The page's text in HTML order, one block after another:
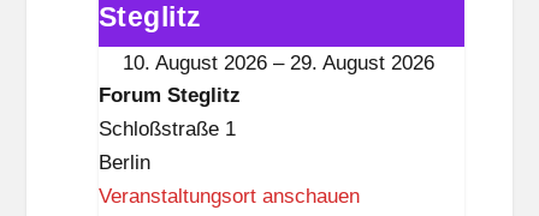
k
n
a
p
p
Akkordeons"
im
Steglitz
10. August 2026 – 29. August 2026
Forum Steglitz
Schloßstraße 1
Berlin
Veranstaltungsort anschauen